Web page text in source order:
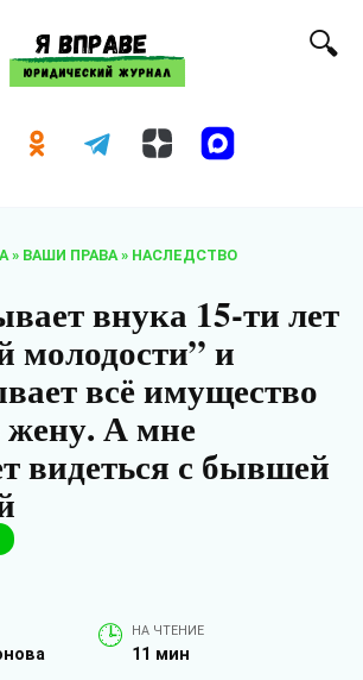
» ВАШИ ПРАВА » НАСЛЕДСТВО
внука 15-ти лет
молодости” и
всё имущество
А мне
видеться с бывшей
НА ЧТЕНИЕ
11 мин